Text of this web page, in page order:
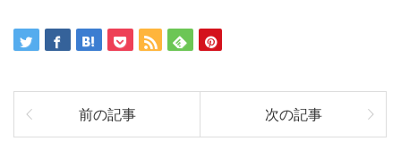
前の記事 次の記事